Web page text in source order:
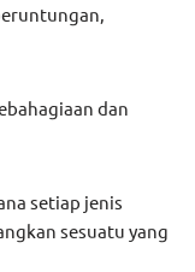
dan
setiap jenis
sesuatu yang